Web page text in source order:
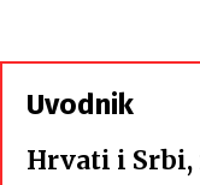
Uvodnik
Hrvati i Srbi,